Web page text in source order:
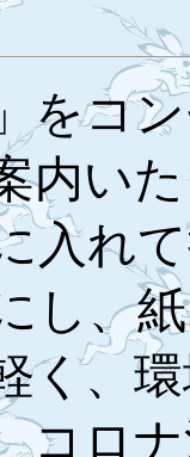
をコ
内い
入れ
し、
く、
コロ